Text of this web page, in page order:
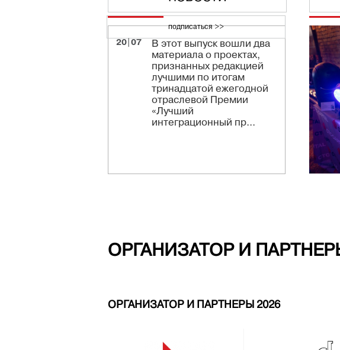
подписаться >>
20|07
В этот выпуск вошли два
материала о проектах,
признанных редакцией
лучшими по итогам
тринадцатой ежегодной
отраслевой Премии
«Лучший
интеграционный пр...
ОРГАНИЗАТОР И
ОРГАНИЗАТОР И ПАРТНЕРЫ 2026